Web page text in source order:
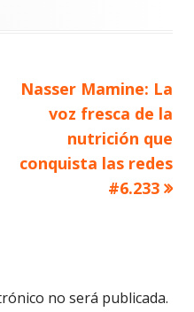
Artículo
siguiente
Nasser Mamine: La
voz fresca de la
nutrición que
conquista las redes
#6.233
no será publicada.